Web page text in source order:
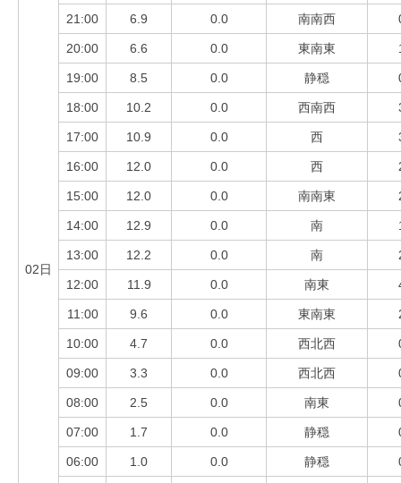
02日
21:00 6.9 0.0 南南西
20:00 6.6 0.0 東南東
19:00 8.5 0.0 静穏
18:00 10.2 0.0 西南西
17:00 10.9 0.0 西
16:00 12.0 0.0 西
15:00 12.0 0.0 南南東
14:00 12.9 0.0 南
13:00 12.2 0.0 南
12:00 11.9 0.0 南東
11:00 9.6 0.0 東南東
10:00 4.7 0.0 西北西
09:00 3.3 0.0 西北西
08:00 2.5 0.0 南東
07:00 1.7 0.0 静穏
06:00 1.0 0.0 静穏